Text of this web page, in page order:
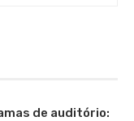
de auditório: